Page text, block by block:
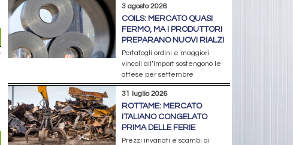
3 agosto 2026
COILS: MERCATO QUASI
FERMO, MA I PRODUTTORI
PREPARANO NUOVI RIALZI
Portafogli ordini e maggiori
vincoli all’import sostengono le
attese per settembre
31 luglio 2026
ROTTAME: MERCATO
ITALIANO CONGELATO
PRIMA DELLE FERIE
Prezzi invariati e scambi ai